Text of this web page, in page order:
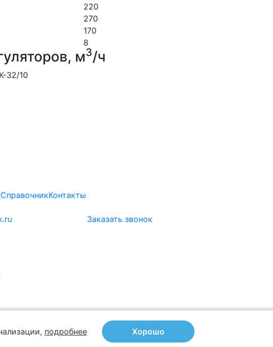
220
270
170
8
м3/ч
32/10
СправочникКонтакты
Заказать звонок
подробнее Хорошо